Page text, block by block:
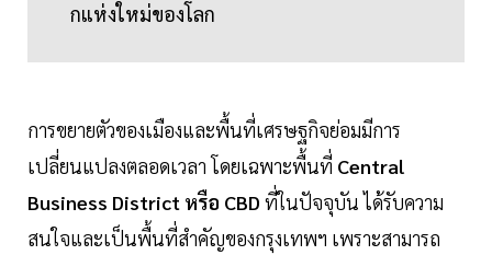
กแห่งใหม่ของโลก
การขยายตัวของเมืองและพื้นที่เศรษฐกิจย่อมมีการ
เปลี่ยนแปลงตลอดเวลา โดยเฉพาะพื้นที่ Central
Business District หรือ CBD ที่ในปัจจุบัน ได้รับความ
สนใจและเป็นพื้นที่สำคัญของกรุงเทพฯ เพราะสามารถ